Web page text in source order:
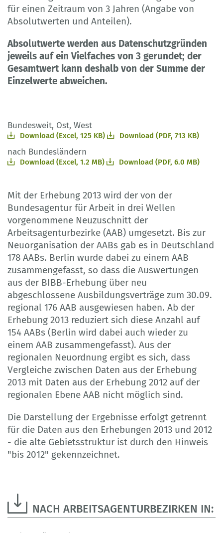
für einen Zeitraum von 3 Jahren (Angabe von
Absolutwerten und Anteilen).
Absolutwerte werden aus Datenschutzgründen
jeweils auf ein Vielfaches von 3 gerundet; der
Gesamtwert kann deshalb von der Summe der
Einzelwerte abweichen.
Bundesweit, Ost, West
Download (Excel, 125 KB) Download (PDF, 713 KB)
nach Bundesländern
Download (Excel, 1.2 MB) Download (PDF, 6.0 MB)
Mit der Erhebung 2013 wird der von der
Bundesagentur für Arbeit in drei Wellen
vorgenommene Neuzuschnitt der
Arbeitsagenturbezirke (AAB) umgesetzt. Bis zur
Neuorganisation der AABs gab es in Deutschland
178 AABs. Berlin wurde dabei zu einem AAB
zusammengefasst, so dass die Auswertungen
aus der BIBB-Erhebung über neu
abgeschlossene Ausbildungsverträge zum 30.09.
regional 176 AAB ausgewiesen haben. Ab der
Erhebung 2013 reduziert sich diese Anzahl auf
154 AABs (Berlin wird dabei auch wieder zu
einem AAB zusammengefasst). Aus der
regionalen Neuordnung ergibt es sich, dass
Vergleiche zwischen Daten aus der Erhebung
2013 mit Daten aus der Erhebung 2012 auf der
regionalen Ebene AAB nicht möglich sind.
Die Darstellung der Ergebnisse erfolgt getrennt
für die Daten aus den Erhebungen 2013 und 2012
- die alte Gebietsstruktur ist durch den Hinweis
"bis 2012" gekennzeichnet.
NACH ARBEITSAGENTURBEZIRKEN IN: